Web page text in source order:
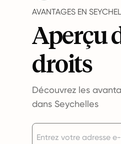
AVANTAGES EN
Aperçu
droits
Découvrez les
dans Seychelles